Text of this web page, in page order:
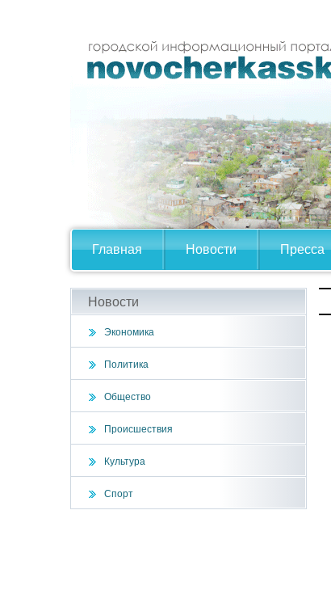
Главная Новости Пресса
Новости
Экономика
Политика
Общество
Происшествия
Культура
Спорт